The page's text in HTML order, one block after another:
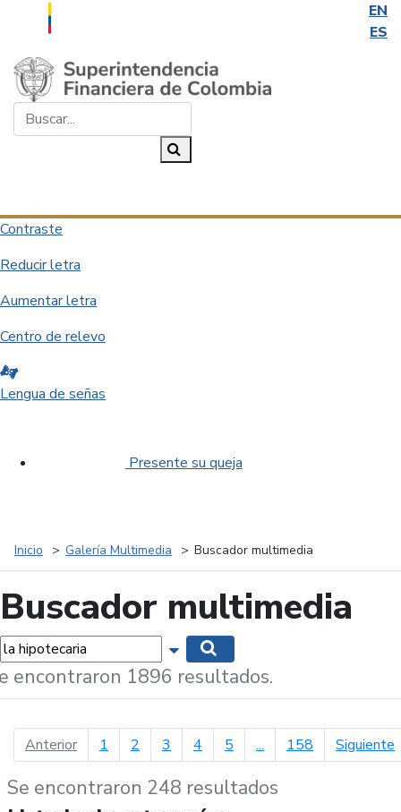
EN
ES
Saltar al contenido principal
Contraste
Reducir letra
Aumentar letra
Centro de relevo
Lengua de señas
Presente su queja
Inicio Galería Multimedia Buscador multimedia
Buscador multimedia
Mostrar opciones de búsqueda
encontraron 1896 resultados.
Anteriorpágina anterior
1 2 3 4 5 ... 158 Siguiente
Se encontraron 248 resultados